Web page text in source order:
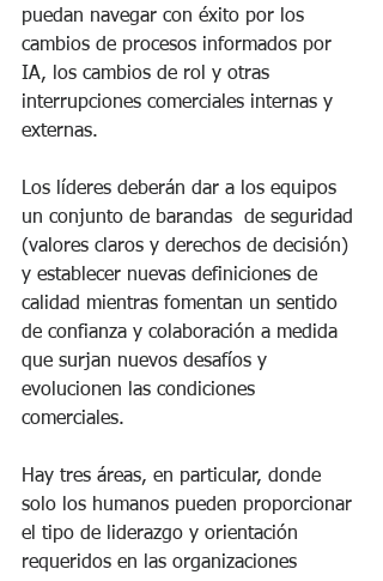
puedan navegar con éxito por los
cambios de procesos informados por
IA, los cambios de rol y otras
interrupciones comerciales internas y
externas.
Los líderes deberán dar a los equipos
un conjunto de barandas  de seguridad
(valores claros y derechos de decisión)
y establecer nuevas definiciones de
calidad mientras fomentan un sentido
de confianza y colaboración a medida
que surjan nuevos desafíos y
evolucionen las condiciones
comerciales.
Hay tres áreas, en particular, donde
solo los humanos pueden proporcionar
el tipo de liderazgo y orientación
requeridos en las organizaciones